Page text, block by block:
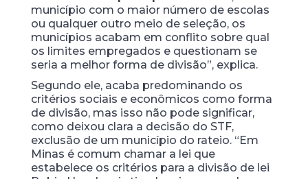
município com o maior número de escolas
ou qualquer outro meio de seleção, os
municípios acabam em conflito sobre qual
os limites empregados e questionam se
seria a melhor forma de divisão”, explica.
Segundo ele, acaba predominando os
critérios sociais e econômicos como forma
de divisão, mas isso não pode significar,
como deixou clara a decisão do STF,
exclusão de um município do rateio. “Em
Minas é comum chamar a lei que
estabelece os critérios para a divisão de lei